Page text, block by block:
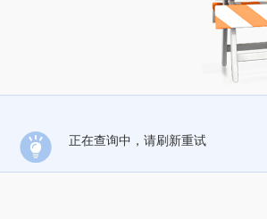
正在查询中，请刷新重试